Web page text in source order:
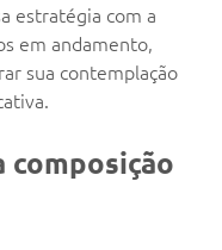
estratégia com a
em andamento,
sua contemplação
composição